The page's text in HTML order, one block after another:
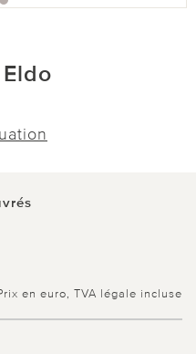
en euro, TVA légale incluse